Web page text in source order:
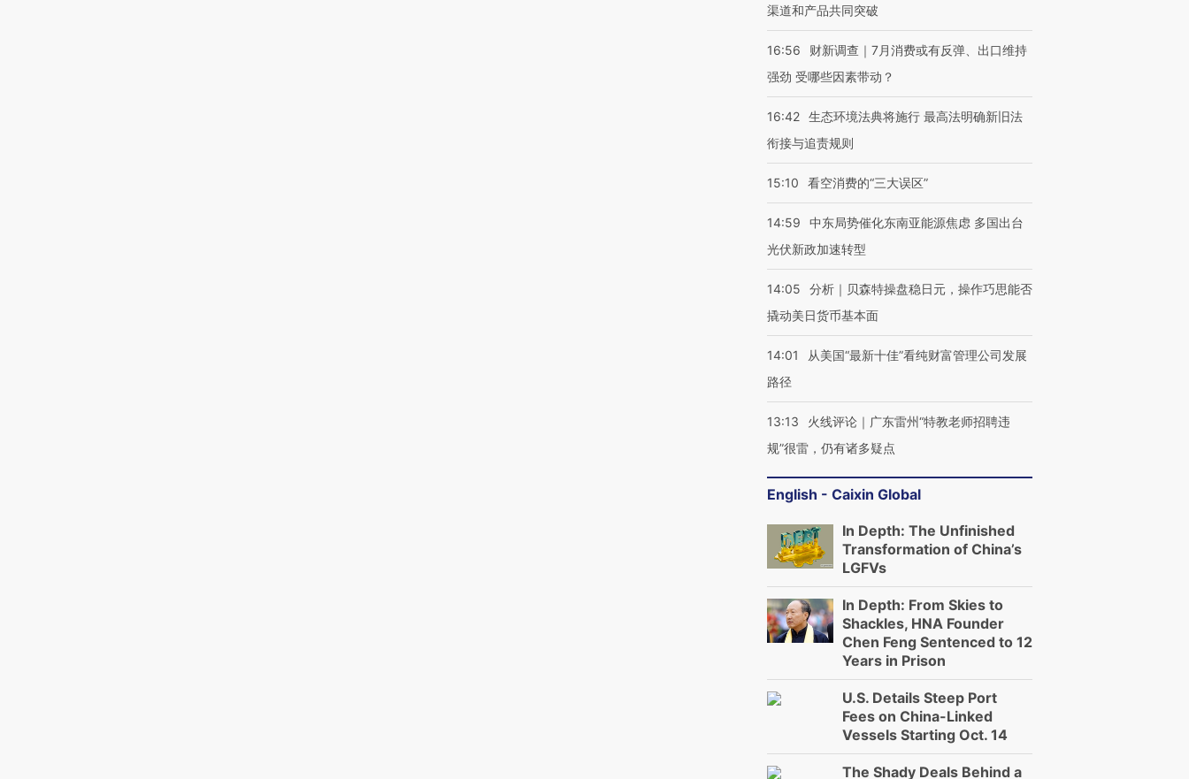
渠道和产品共同突破
16:56
财新调查｜7月消费或有反弹、出口维持
强劲 受哪些因素带动？
16:42 生态环境法典将施行 最高法明确新旧法
衔接与追责规则
15:10 看空消费的“三大误区”
14:59
中东局势催化东南亚能源焦虑 多国出台
光伏新政加速转型
14:05
分析｜贝森特操盘稳日元，操作巧思能否
撬动美日货币基本面
14:01
从美国“最新十佳”看纯财富管理公司发展
路径
13:13
火线评论｜广东雷州“特教老师招聘违
规”很雷，仍有诸多疑点
English - Caixin Global
In Depth: The Unfinished
Transformation of China’s
LGFVs
In Depth: From Skies to
Shackles, HNA Founder
Chen Feng Sentenced to 12
Years in Prison
U.S. Details Steep Port
Fees on China-Linked
Vessels Starting Oct. 14
The Shady Deals Behind a